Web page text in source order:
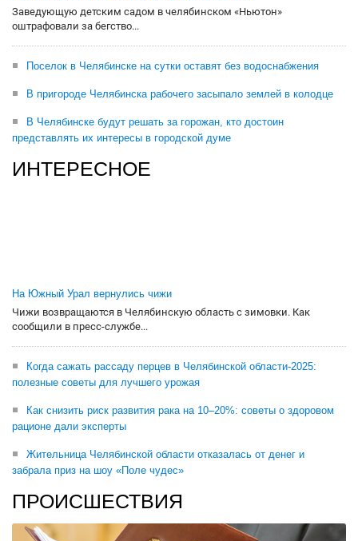
Заведующую детским садом в челябинском «Ньютон»
оштрафовали за бегство...
Поселок в Челябинске на сутки оставят без водоснабжения
В пригороде Челябинска рабочего засыпало землей в колодце
В Челябинске будут решать за горожан, кто достоин
представлять их интересы в городской думе
ИНТЕРЕСНОЕ
На Южный Урал вернулись чижи
Чижи возвращаются в Челябинскую область с зимовки. Как
сообщили в пресс-службе...
Когда сажать рассаду перцев в Челябинской области-2025:
полезные советы для лучшего урожая
Как снизить риск развития рака на 10–20%: советы о здоровом
рационе дали эксперты
Жительница Челябинской области отказалась от денег и
забрала приз на шоу «Поле чудес»
ПРОИСШЕСТВИЯ